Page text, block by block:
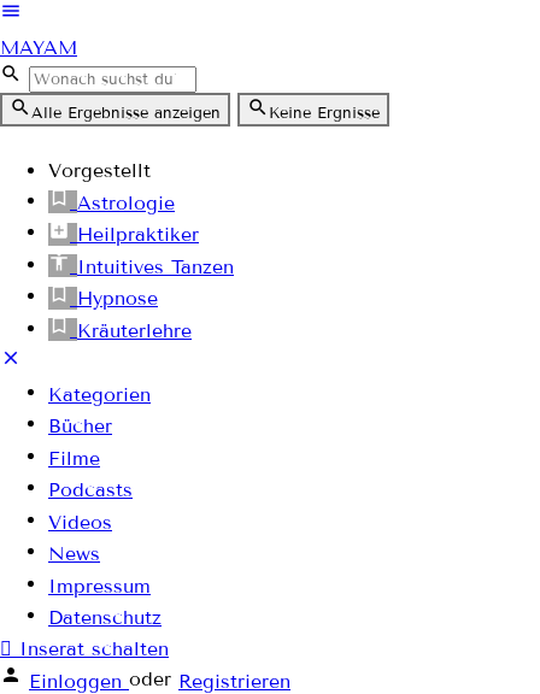
MAYAM
Alle Ergebnisse anzeigen Keine Ergnisse
Vorgestellt
Astrologie
Heilpraktiker
Intuitives Tanzen
Hypnose
Kräuterlehre
Kategorien
Bücher
Filme
Podcasts
Videos
News
Impressum
Datenschutz
Inserat schalten
Einloggen oder Registrieren